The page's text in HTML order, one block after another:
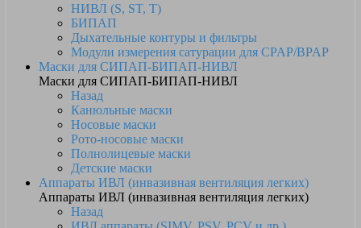
НИВЛ (S, ST, T)
БИПАП
Дыхательные контуры и фильтры
Модули измерения сатурации для CPAP/BPAP
Маски для СИПАП-БИПАП-НИВЛ
Маски для СИПАП-БИПАП-НИВЛ
Назад
Канюльные маски
Носовые маски
Рото-носовые маски
Полнолицевые маски
Детские маски
Аппараты ИВЛ (инвазивная вентиляция легких)
Аппараты ИВЛ (инвазивная вентиляция легких)
Назад